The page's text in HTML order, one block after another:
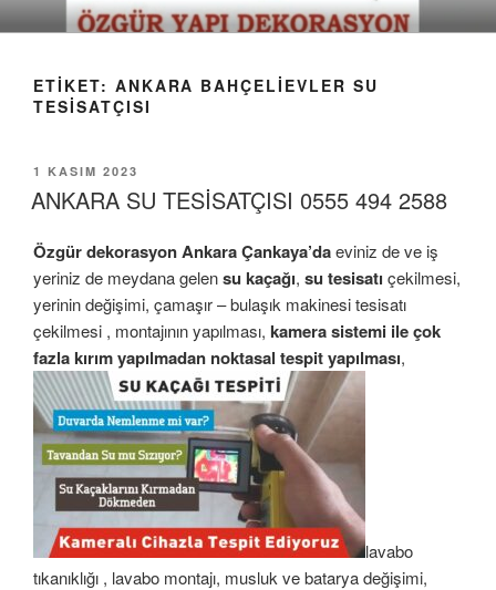
İçeriğe
geç
ETIKET: ANKARA BAHÇELIEVLER SU
TESISATÇISI
YAYIM
TARIHI
1 KASIM 2023
ANKARA SU TESİSATÇISI 0555 494 2588
Özgür dekorasyonAnkara Çankaya’daeviniz de ve iş
yeriniz de meydana gelensu kaçağı, su tesisatı çekilmesi,
yerinin değişimi, çamaşır – bulaşık makinesi tesisatı
çekilmesi , montajının yapılması, kamera sistemi ile çok
fazla kırım yapılmadan noktasal tespit yapılması,
lavabo
tıkanıklığı , lavabo montajı, musluk ve batarya değişimi,